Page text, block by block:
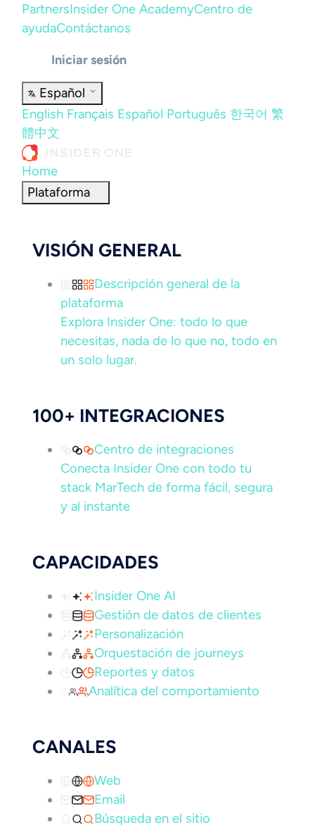
PartnersInsider One AcademyCentro de
ayudaContáctanos
Iniciar sesión
Español
English Français Español Português 한국어 繁
體中文
Home
Plataforma
VISIÓN GENERAL
Descripción general de la
plataforma
Explora Insider One: todo lo que
necesitas, nada de lo que no, todo en
un solo lugar.
100+ INTEGRACIONES
Centro de integraciones
Conecta Insider One con todo tu
stack MarTech de forma fácil, segura
y al instante
CAPACIDADES
Insider One AI
Gestión de datos de clientes
Personalización
Orquestación de journeys
Reportes y datos
Analítica del comportamiento
CANALES
Web
Email
Búsqueda en el sitio